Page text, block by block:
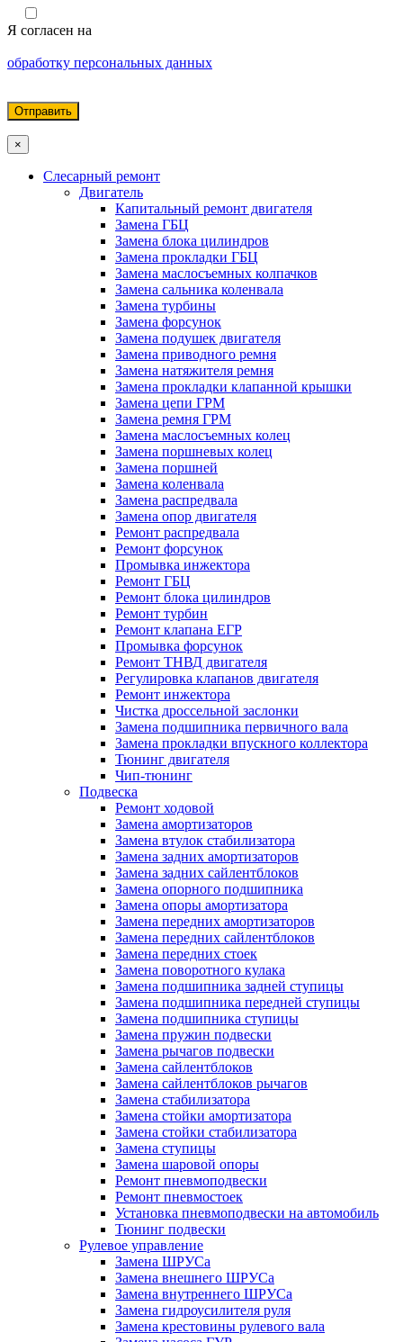
Я согласен на
обработку персональных данных
×
Слесарный ремонт
Двигатель
Капитальный ремонт двигателя
Замена ГБЦ
Замена блока цилиндров
Замена прокладки ГБЦ
Замена маслосъемных колпачков
Замена сальника коленвала
Замена турбины
Замена форсунок
Замена подушек двигателя
Замена приводного ремня
Замена натяжителя ремня
Замена прокладки клапанной крышки
Замена цепи ГРМ
Замена ремня ГРМ
Замена маслосъемных колец
Замена поршневых колец
Замена поршней
Замена коленвала
Замена распредвала
Замена опор двигателя
Ремонт распредвала
Ремонт форсунок
Промывка инжектора
Ремонт ГБЦ
Ремонт блока цилиндров
Ремонт турбин
Ремонт клапана ЕГР
Промывка форсунок
Ремонт ТНВД двигателя
Регулировка клапанов двигателя
Ремонт инжектора
Чистка дроссельной заслонки
Замена подшипника первичного вала
Замена прокладки впускного коллектора
Тюнинг двигателя
Чип-тюнинг
Подвеска
Ремонт ходовой
Замена амортизаторов
Замена втулок стабилизатора
Замена задних амортизаторов
Замена задних сайлентблоков
Замена опорного подшипника
Замена опоры амортизатора
Замена передних амортизаторов
Замена передних сайлентблоков
Замена передних стоек
Замена поворотного кулака
Замена подшипника задней ступицы
Замена подшипника передней ступицы
Замена подшипника ступицы
Замена пружин подвески
Замена рычагов подвески
Замена сайлентблоков
Замена сайлентблоков рычагов
Замена стабилизатора
Замена стойки амортизатора
Замена стойки стабилизатора
Замена ступицы
Замена шаровой опоры
Ремонт пневмоподвески
Ремонт пневмостоек
Установка пневмоподвески на автомобиль
Тюнинг подвески
Рулевое управление
Замена ШРУСа
Замена внешнего ШРУСа
Замена внутреннего ШРУСа
Замена гидроусилителя руля
Замена крестовины рулевого вала